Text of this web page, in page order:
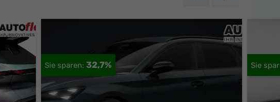
32,7%